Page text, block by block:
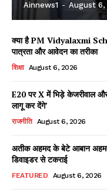
Facebook
X
Ainnews1 - August 6,
क्या है PM Vidyalaxmi
पात्रता और आवेदन का तरीका
शिक्षा August 6, 2026
E20 पर X में भिड़े केजरीवाल और
लागू कर देंगे’
राजनीति August 6, 2026
अतीक अहमद के बेटे आबान
डिवाइडर से टकराई
FEATURED August 6, 2026